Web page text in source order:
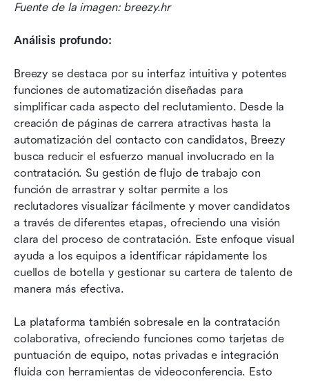
Fuente de la imagen: breezy.hr
Análisis profundo:
Breezy se destaca por su interfaz intuitiva y potentes
funciones de automatización diseñadas para
simplificar cada aspecto del reclutamiento. Desde la
creación de páginas de carrera atractivas hasta la
automatización del contacto con candidatos, Breezy
busca reducir el esfuerzo manual involucrado en la
contratación. Su gestión de flujo de trabajo con
función de arrastrar y soltar permite a los
reclutadores visualizar fácilmente y mover candidatos
a través de diferentes etapas, ofreciendo una visión
clara del proceso de contratación. Este enfoque visual
ayuda a los equipos a identificar rápidamente los
cuellos de botella y gestionar su cartera de talento de
manera más efectiva.
La plataforma también sobresale en la contratación
colaborativa, ofreciendo funciones como tarjetas de
puntuación de equipo, notas privadas e integración
fluida con herramientas de videoconferencia. Esto